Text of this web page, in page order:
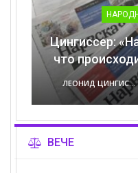
Цингиссер:
что
ЛЕОНИД ЦИНГИССЕР
ВЕЧЕ